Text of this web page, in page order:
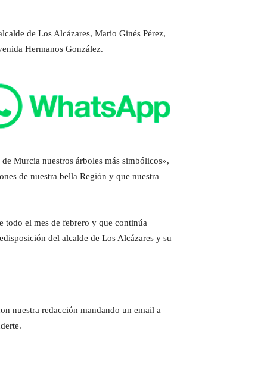
de Los Alcázares, Mario Ginés Pérez,
Hermanos González.
Murcia nuestros árboles más simbólicos»,
de nuestra bella Región y que nuestra
todo el mes de febrero y que continúa
del alcalde de Los Alcázares y su
nuestra redacción mandando un email a